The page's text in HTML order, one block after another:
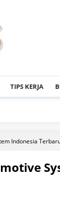
TIPS KERJA
Indonesia